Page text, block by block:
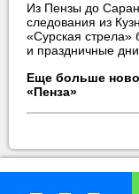
Из Пензы до
следования из
«Сурская стрела»
и праздничные дни.
Еще больше
«Пенза»